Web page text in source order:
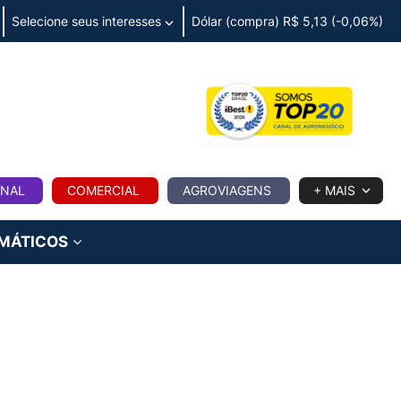
Selecione seus interesses Dólar (compra) R$ 5,13 (-0,06%)
COMERCIAL AGROVIAGENS + MAIS